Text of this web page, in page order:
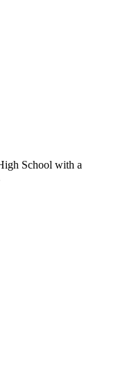
School with a